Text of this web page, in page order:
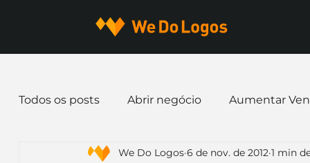
Todos os posts Abrir negócio Aumentar
Dicas de Marketing Email marketing
We Do Logos 6 de nov. de 2012 1 min